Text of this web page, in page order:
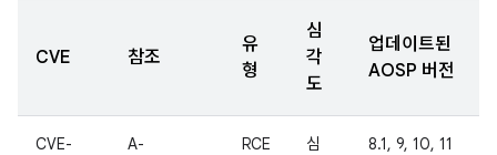
CVE 참조
유
형
심
각
도
업데이트된
AOSP 버전
CVE-
A-
RCE
심
8.1, 9, 10, 11